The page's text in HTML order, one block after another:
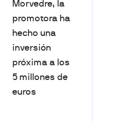
Morvedre, la
promotora ha
hecho una
inversión
próxima a los
5 millones de
euros